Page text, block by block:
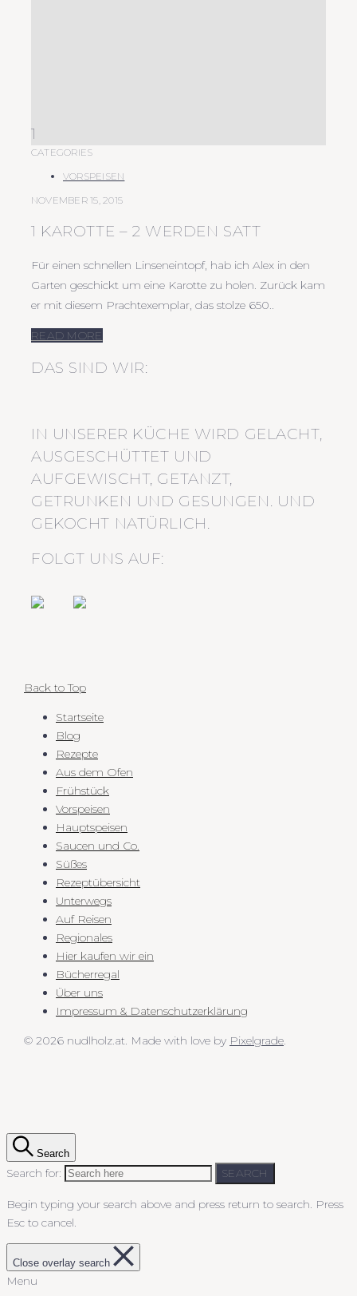
1
CATEGORIES
VORSPEISEN
NOVEMBER 15, 2015
1 KAROTTE – 2 WERDEN SATT
Für einen schnellen Linseneintopf, hab ich Alex in den
Garten geschickt um eine Karotte zu holen. Zurück kam
er mit diesem Prachtexemplar, das stolze 650..
READ MORE
DAS SIND WIR:
IN UNSERER KÜCHE WIRD GELACHT,
AUSGESCHÜTTET UND
AUFGEWISCHT, GETANZT,
GETRUNKEN UND GESUNGEN. UND
GEKOCHT NATÜRLICH.
FOLGT UNS AUF:
Back to Top
Startseite
Blog
Rezepte
Aus dem Ofen
Frühstück
Vorspeisen
Hauptspeisen
Saucen und Co.
Süßes
Rezeptübersicht
Unterwegs
Auf Reisen
Regionales
Hier kaufen wir ein
Bücherregal
Über uns
Impressum & Datenschutzerklärung
© 2026 nudlholz.at. Made with love by Pixelgrade
Search
Search for: SEARCH
Begin typing your search above and press return to search. Press
Esc to cancel.
Close overlay search
Menu